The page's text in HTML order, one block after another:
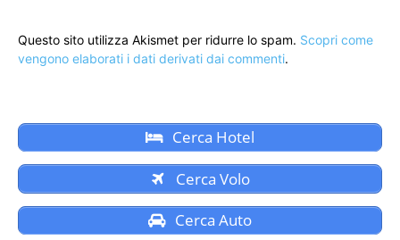
Questo sito utilizza Akismet per ridurre lo spam. Scopri come
vengono elaborati i dati derivati dai commenti.
Cerca Hotel
Cerca Volo
Cerca Auto